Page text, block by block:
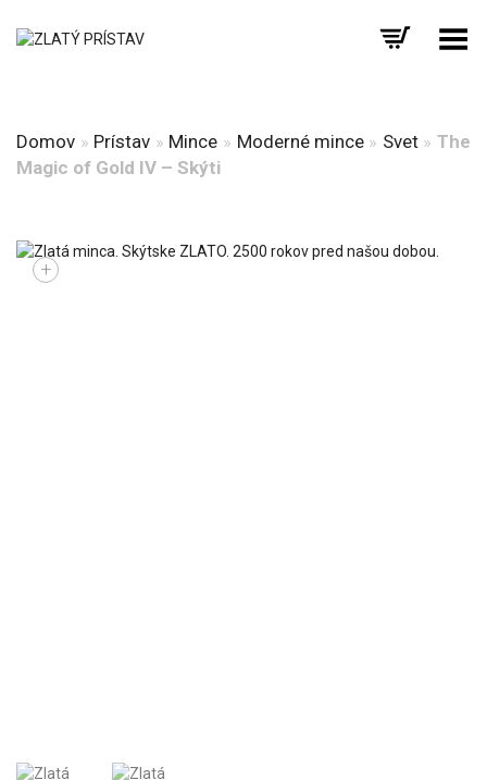
Prepnúť menu
Domov » Prístav » Mince » Moderné mince» Svet»The
Magic of Gold IV – Skýti
+